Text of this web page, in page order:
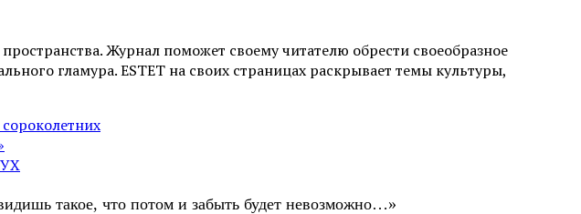
Журнал поможет своему читателю обрести своеобразное
гламура. ESTET на своих страницах раскрывает темы культуры,
такое, что потом и забыть будет невозможно…»